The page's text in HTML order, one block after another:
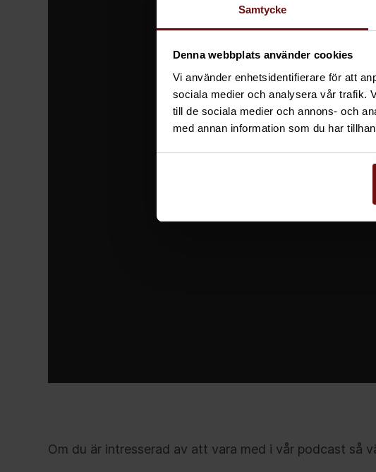
Samtycke
Denna webbplats använder cookies
Vi använder enhetsidentifierare för att
sociala medier och analysera vår trafik.
till de sociala medier och annons- och
med annan information som du har
Om du är intresserad av att vara med i vår podcast så